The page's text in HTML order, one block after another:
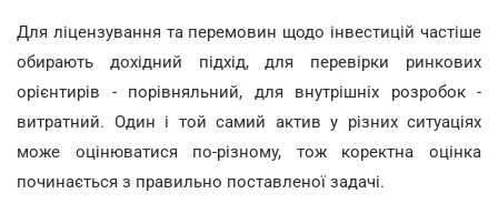
Для ліцензування та перемовин щодо інвестицій частіше
обирають дохідний підхід, для перевірки ринкових
орієнтирів - порівняльний, для внутрішніх розробок -
витратний. Один і той самий актив у різних ситуаціях
може оцінюватися по-різному, тож коректна оцінка
починається з правильно поставленої задачі.